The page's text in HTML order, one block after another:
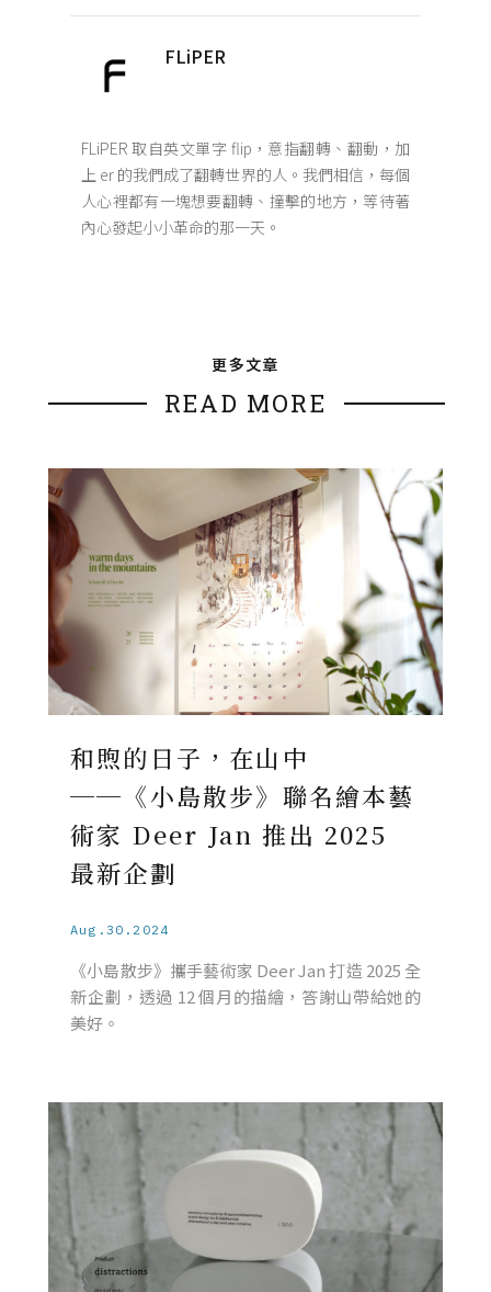
FLiPER
FLiPER 取自英文單字 flip，意指翻轉、翻動，加
上 er 的我們成了翻轉世界的人。我們相信，每個
人心裡都有一塊想要翻轉、撞擊的地方，等待著
內心發起小小革命的那一天。
更多文章
READ MORE
和煦的日子，在山中
──《小島散步》聯名繪本藝
術家 Deer Jan 推出 2025
最新企劃
Aug.30.2024
《小島散步》攜手藝術家 Deer Jan 打造 2025 全
新企劃，透過 12 個月的描繪，答謝山帶給她的
美好。